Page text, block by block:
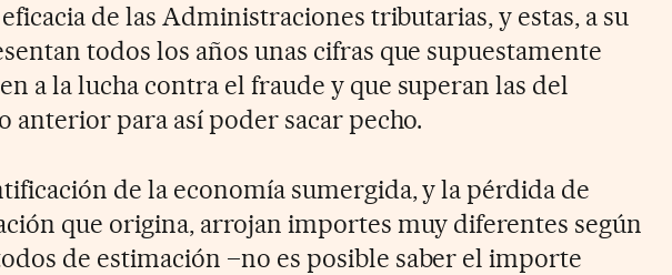
de las Administraciones tributarias, y estas, a su
todos los años unas cifras que supuestamente
a la lucha contra el fraude y que superan las del
anterior para así poder sacar pecho.
de la economía sumergida, y la pérdida de
que origina, arrojan importes muy diferentes según
de estimación –no es posible saber el importe